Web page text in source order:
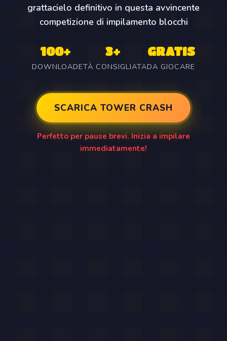
grattacielo definitivo in questa avvincente
competizione di impilamento blocchi
100+
DOWNLOAD
3+
ETÀ CONSIGLIATA
GRATIS
DA GIOCARE
SCARICA TOWER CRASH
Perfetto per pause brevi. Inizia a impilare
immediatamente!